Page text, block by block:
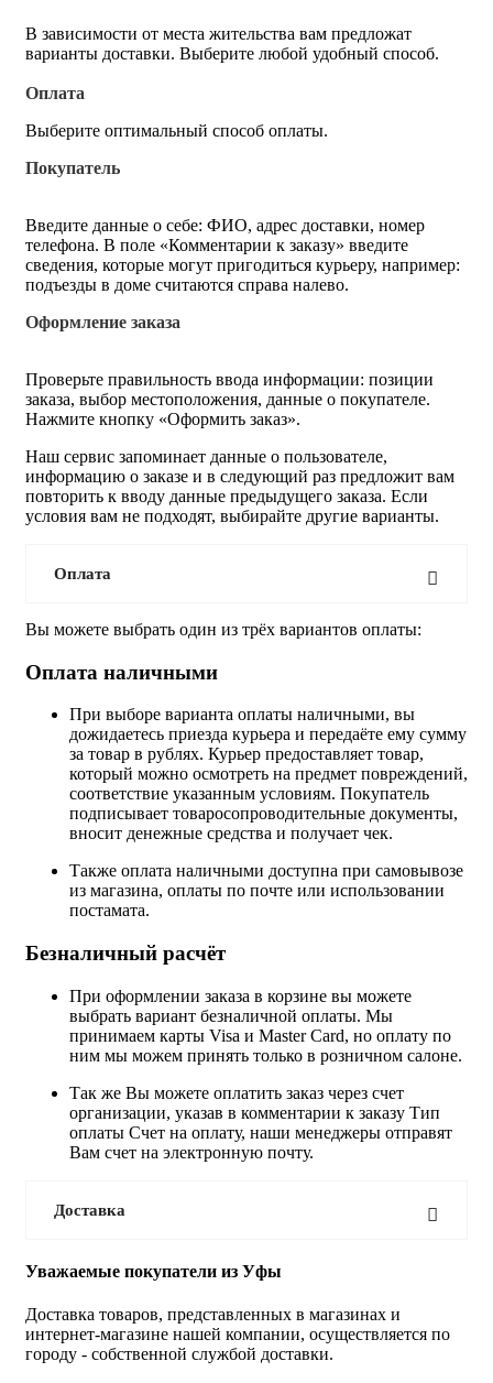
В зависимости от места жительства вам предложат
варианты доставки. Выберите любой удобный способ.
Оплата
Выберите оптимальный способ оплаты.
Покупатель
Введите данные о себе: ФИО, адрес доставки, номер
телефона. В поле «Комментарии к заказу» введите
сведения, которые могут пригодиться курьеру, например:
подъезды в доме считаются справа налево.
Оформление заказа
Проверьте правильность ввода информации: позиции
заказа, выбор местоположения, данные о покупателе.
Нажмите кнопку «Оформить заказ».
Наш сервис запоминает данные о пользователе,
информацию о заказе и в следующий раз предложит вам
повторить к вводу данные предыдущего заказа. Если
условия вам не подходят, выбирайте другие варианты.
Оплата
Вы можете выбрать один из трёх вариантов оплаты:
Оплата наличными
При выборе варианта оплаты наличными, вы
дожидаетесь приезда курьера и передаёте ему сумму
за товар в рублях. Курьер предоставляет товар,
который можно осмотреть на предмет повреждений,
соответствие указанным условиям. Покупатель
подписывает товаросопроводительные документы,
вносит денежные средства и получает чек.
Также оплата наличными доступна при самовывозе
из магазина, оплаты по почте или использовании
постамата.
Безналичный расчёт
При оформлении заказа в корзине вы можете
выбрать вариант безналичной оплаты. Мы
принимаем карты Visa и Master Card, но оплату по
ним мы можем принять только в розничном салоне.
Так же Вы можете оплатить заказ через счет
организации, указав в комментарии к заказу Тип
оплаты Счет на оплату, наши менеджеры отправят
Вам счет на электронную почту.
Доставка
Уважаемые покупатели из Уфы
Доставка товаров, представленных в магазинах и
интернет-магазине нашей компании, осуществляется по
городу - собственной службой доставки.